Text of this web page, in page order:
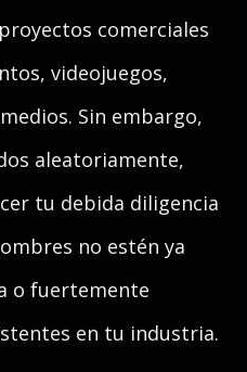
comerciales
videojuegos,
Sin embargo,
aleatoriamente,
tu debida diligencia
no estén ya
o fuertemente
en tu industria.